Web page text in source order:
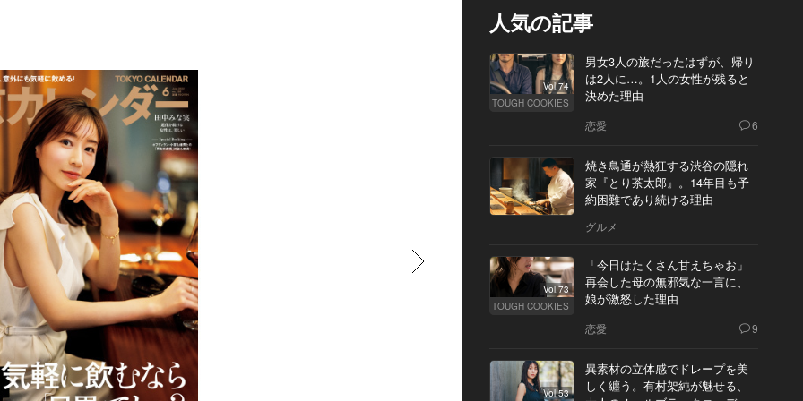
人気の記事
Vol.74
TOUGH COOKIES
男女3人の旅だったはずが、帰り
は2人に…。1人の女性が残ると
決めた理由
恋愛 6
焼き鳥通が熱狂する渋谷の隠れ
家『とり茶太郎』。14年目も予
約困難であり続ける理由
グルメ
Vol.73
TOUGH COOKIES
「今日はたくさん甘えちゃお」
再会した母の無邪気な一言に、
娘が激怒した理由
恋愛 9
Vol.53
異素材の立体感でドレープを美
しく纏う。有村架純が魅せる、